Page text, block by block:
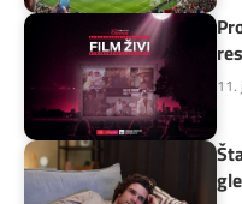
11.